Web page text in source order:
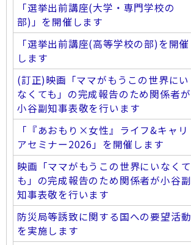
「選挙出前講座(大学・専門学校の
部)」を開催します
「選挙出前講座(高等学校の部)を開催
します
(訂正)映画「ママがもうこの世界にい
なくても」の完成報告のため関係者が
小谷副知事表敬を行います
「『あおもり×女性』ライフ&キャリ
アセミナー2026」を開催します
映画「ママがもうこの世界にいなくて
も」の完成報告のため関係者が小谷副
知事表敬を行います
防災局等誘致に関する国への要望活動
を実施します